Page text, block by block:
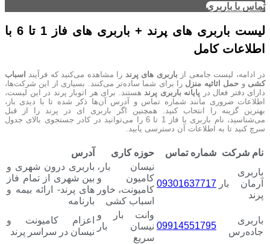
تماس با باربری
لیست باربری های پرند + باربری های فاز 1 تا 6 با
اطلاعات کامل
در ادامه، لیست جامعی از باربری های پرند را مشاهده می‌کنید که فرآیند اسباب
کشی و حمل اثاثیه منزل را برای شما ساده‌تر می‌کنند. بسیاری از این شرکت‌ها،
دارای دفتر فعال در پایانه باربری پرند هستند. برای هر اتوبار پرند در این لیست،
اطلاعات ضروری مانند شماره تماس و آدرس آن‌ها ذکر شده تا با دیدی باز،
بهترین گزینه را انتخاب کنید. همچنین اگر باربری ای در پرند را از قبل
می‌شناسید، نام باربری یا فاز 1 تا 6 را می‌توانید در کادر جستجوی بالای جدول
سرچ کنید تا به اطلاعات آن دسترسی یابید.
نام شرکت شماره تماس حوزه کاری
آدرس
باربری
آرمان بار
پرند
09301637717
نیسان بار،
کامیون و
کامیونت، خاور
اسباب کشی
باربری درون شهری و
بین شهری از تمام فاز
های پرند- ارائه بیمه و
بارنامه
باربری
جاده‌رس
09914551795
وانت بار و
نیسان بار
سریع
اعزام کامیونت و
نیسان در سراسر پرند